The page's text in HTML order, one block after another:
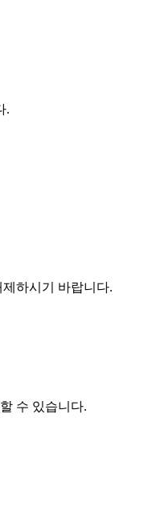
.
하시기 바랍니다.
할 수 있습니다.